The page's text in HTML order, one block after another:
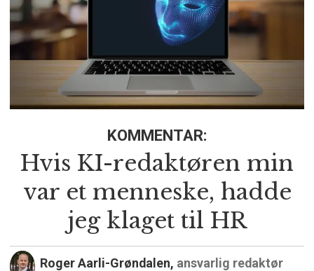
KOMMENTAR:
Hvis KI-redaktøren min
var et menneske, hadde
jeg klaget til HR
Roger Aarli-Grøndalen, ansvarlig redaktør